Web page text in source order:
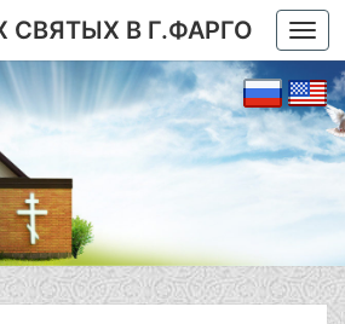
СВЯТЫХ В Г.ФАРГО